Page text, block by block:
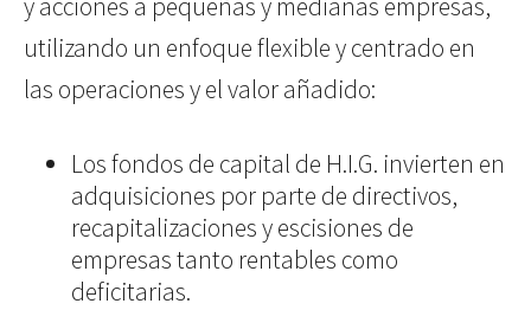
y acciones a pequeñas y medianas empresas,
utilizando un enfoque flexible y centrado en
las operaciones y el valor añadido:
Los fondos de capital de H.I.G. invierten en
adquisiciones por parte de directivos,
recapitalizaciones y escisiones de
empresas tanto rentables como
deficitarias.